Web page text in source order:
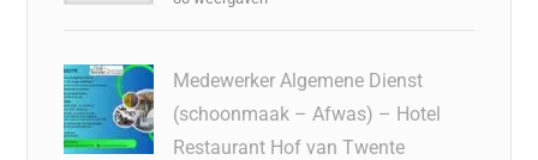
Medewerker Algemene Dienst
(schoonmaak – Afwas) – Hotel
Restaurant Hof van Twente